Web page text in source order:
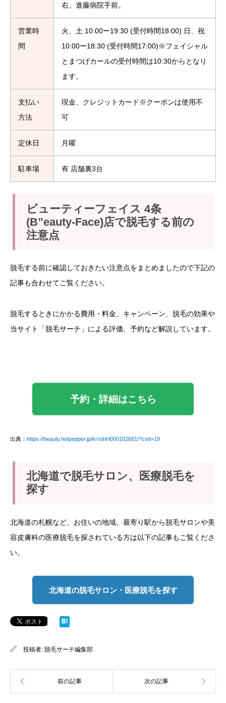
右。進藤病院手前。
営業時
間
火、土 10:00ー19:30 (受付時間18:00) 日、祝
10:00ー18:30 (受付時間17:00)※フェイシャル
とまつげカールの受付時間は10:30からとなり
ます。
支払い
方法
現金、クレジットカード※クーポンは使用不
可
定休日 月曜
駐車場 有 店舗裏3台
ビューティーフェイス 4条
(B”eauty-Face)店で脱毛する前の
注意点
脱毛する前に確認しておきたい注意点をまとめましたので下記の
記事も合わせてご覧ください。
脱毛するときにかかる費用・料金、キャンペーン、脱毛の効果や
当サイト「脱毛サーチ」による評価、予約など解説しています。
予約・詳細はこちら
出典： https://beauty.hotpepper.jp/kr/slnH000102681/?cstt=19
北海道で脱毛サロン、医療脱毛を
探す
北海道の札幌など、お住いの地域、最寄り駅から脱毛サロンや美
容皮膚科の医療脱毛を探されている方は以下の記事もご覧くださ
い。
北海道の脱毛サロン・医療脱毛を探す
投稿者: 脱毛サーチ編集部